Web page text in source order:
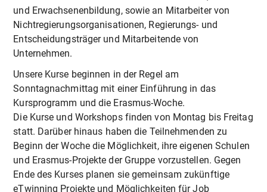
und Erwachsenenbildung, sowie an Mitarbeiter von
Nichtregierungsorganisationen, Regierungs- und
Entscheidungsträger und Mitarbeitende von
Unternehmen.
Unsere Kurse beginnen in der Regel am
Sonntagnachmittag mit einer Einführung in das
Kursprogramm und die Erasmus-Woche.
Die Kurse und Workshops finden von Montag bis Freitag
statt. Darüber hinaus haben die Teilnehmenden zu
Beginn der Woche die Möglichkeit, ihre eigenen Schulen
und Erasmus-Projekte der Gruppe vorzustellen. Gegen
Ende des Kurses planen sie gemeinsam zukünftige
eTwinning Projekte und Möglichkeiten für Job